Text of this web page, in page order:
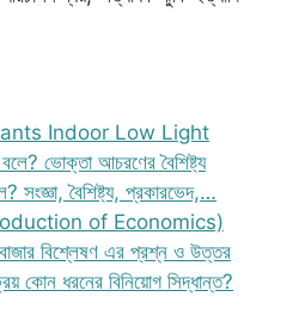
Indoor Low Light
ভোক্তা আচরণের বৈশিষ্ট্য
সংজ্ঞা, বৈশিষ্ট্য, প্রকারভেদ,…
of Economics)
বিশ্লেষণ এর প্রশ্ন ও উত্তর
কোন ধরনের বিনিয়োগ সিদ্ধান্ত?